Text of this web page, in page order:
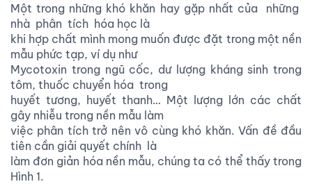
Một trong những khó khăn hay gặp nhất của những
nhà phân tích hóa học là
khi hợp chất mình mong muốn được đặt trong một nền
mẫu phức tạp, ví dụ như
Mycotoxin trong ngũ cốc, dư lượng kháng sinh trong
tôm, thuốc chuyển hóa trong
huyết tương, huyết thanh… Một lượng lớn các chất
gây nhiễu trong nền mẫu làm
việc phân tích trở nên vô cùng khó khăn. Vấn đề đầu
tiên cần giải quyết chính là
làm đơn giản hóa nền mẫu, chúng ta có thể thấy trong
Hình 1.